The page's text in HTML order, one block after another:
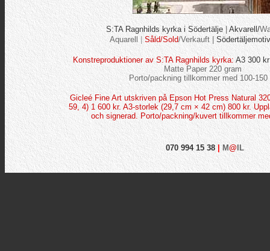
S:TA Ragnhilds kyrka i Södertälje | Akvarell /
Aquarell
Såld/Sold/Verkauft |
Konstreproduktioner av S:TA Ragnhilds kyrka:A3 300 kr
Matte Paper 220 gram
Porto/packning tillkommer med 100-150
Gicleé Fine Art utskriven på Epson Hot Press Natural
59, 4) 1 600 kr. A3-storlek (29,7 cm × 42 cm) 800 kr.
och signerad. Porto/packning/kuvert tillkommer
070 994 15 38 M@ IL